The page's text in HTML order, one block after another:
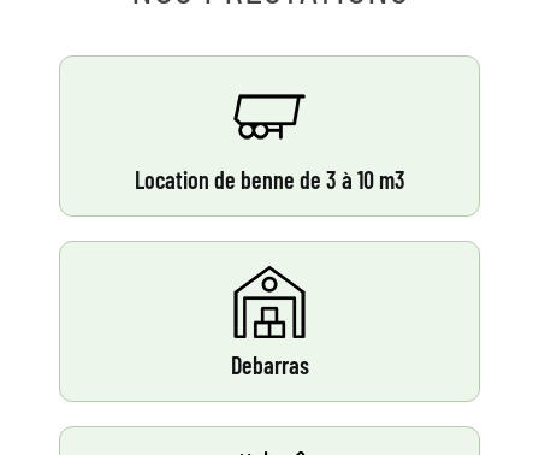
Location de benne de 3 à 10 m3
Debarras